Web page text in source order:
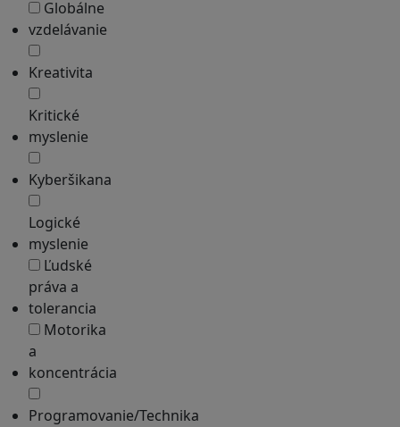
Globálne
vzdelávanie
Kreativita
Kritické
myslenie
Kyberšikana
Logické
myslenie
Ľudské
práva a
tolerancia
Motorika
a
koncentrácia
Programovanie/Technika